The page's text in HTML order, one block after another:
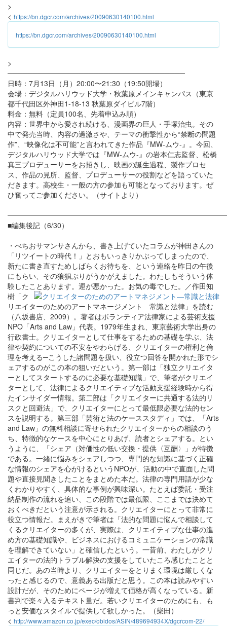
>
< https://bn.dgcr.com/archives/20090630140100.html
https://bn.dgcr.com/archives/20090630140100.html
>
───────────────────────────────────
日時：7月13日（月）20:00〜21:30（19:50開場）
会場：デジタルハリウッド大学・秋葉原メインキャンパス（東京
都千代田区外神田1-18-13 秋葉原ダイビル7階）
料金：無料（定員100名、先着申込み順）
内容：世界中から愛され続ける、漫画界の巨人・手塚治虫。その
中で発売当時、内容の過激さや、テーマの衝撃性から“禁断の問題
作”、“映像化は不可能”と言われてきた作品『MW-ムウ-』。今回、
デジタルハリウッド大学では『MW-ムウ-』の岩本仁志監督、松橋
真三プロデューサーをお招きし、映画の誕生過程、製作プロセ
ス、作品の見所、監督、プロデューサーの役割などを語っていた
だきます。高校生・一般の方の参加も可能となっております。ぜ
ひ奮ってご参加ください。（サイトより）
■編集後記（6/30）
・べちおサマンサさんから、書き上げていたコラムが神田さんの
「リツイートの時代！」とおもいっきりかぶってしまったので、
新たに書き直すためしばらくお待ちを、という連絡を昨日の午後
にもらい、その狼狽ぶりがうかがえました。わたしもそういう体
験したことあります。運が悪かった。お気の毒でした。／作田知
樹「ク
リエイターのためのアートマネージメント 常識と法律」を読む
（八坂書店、2009）。著者はボランティア法律家による芸術支援
NPO「Arts and Law」代表。1979年生まれ、東京藝術大学出身の
行政書士。クリエイターとして仕事をするための基礎を学ぶ、法
律や契約についての不安をやわらげる、クリエイターの権利と倫
理を考える─こうした諸問題を扱い、役立つ回答を開かれた形でシ
ェアするのがこの本の狙いだという。第一部は「独立クリエイタ
ーとしてスタートするのに必要な基礎知識」で、筆者がクリエイ
ターとして、法律によるクリエイティブな活動支援経験時から得
たインサイダー情報。第二部は「クリエイターに共通する法的リ
スクと回避法」で、クリエイターにとって最低限必要な法的セン
スを説明する。第三部「芸術と法のケーススタディ」では、「Arts
and Law」の無料相談に寄せられたクリエイターからの相談のう
ち、特徴的なケースを中心にとりあげ、読者とシェアする。とい
うように、「シェア（対価性の低い交換・提供〈互酬〉」が特徴
である。一緒に悩みをシェアしつつ、専門的な知識に基づく正確
な情報のシェアを心がけるというNPOが、活動の中で直面した問
題や直接見聞きしたことをまとめた本だ。法律の専門用語が少な
くわかりやすく、具体的な事例が興味深い。たとえば委託・受注
納品制作の流れを追い、この段階では最低限、ここまでは決めて
おくべきだという注意が示される。クリエイターにとって非常に
役立つ情報だ。まえがきで筆者は「法的な問題に悩んで相談して
くるクリエイターの多くが、実際は、クリエイティブな仕事の進
め方の基礎知識や、ビジネスにおけるコミュニケーションの常識
を理解できていない」と確信したという。一昔前、わたしがクリ
エイターの法的トラブル解決の支援をしていたころ感じたことと
同じだ。あの当時より、クリエイターをとりまく環境は厳しくな
ったと感じるので、意義ある出版だと思う。この本は読みやすい
設計だが、そのためにページが増えて価格が高くなっている。新
書判で楽々入るテキスト量だ。若いクリエイターのためにも、も
っと安価なスタイルで提供して欲しかった。（柴田）
< http://www.amazon.co.jp/exec/obidos/ASIN/489694934X/dgcrcom-22/